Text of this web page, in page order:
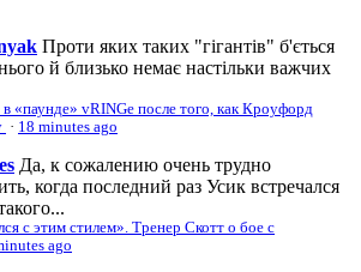
Проти яких таких "гігантів" б'ється
й близько немає настільки важчих
«паунде» vRINGe после того, как Кроуфорд
· 18 minutes ago
Да, к сожалению очень трудно
когда последний раз Усик встречался
с этим стилем». Тренер Скотт о бое с
ago